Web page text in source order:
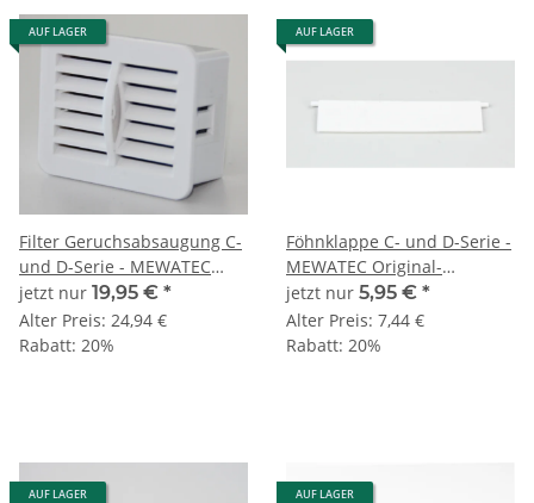
AUF LAGER
Filter Geruchsabsaugung C-
und D-Serie - MEWATEC
Original-Ersatzteil
jetzt nur 19,95 € *
Alter Preis: 24,94 €
Rabatt: 20%
AUF LAGER
Föhnklappe C- und D-Serie -
MEWATEC Original-
Ersatzteil
jetzt nur 5,95 € *
Alter Preis: 7,44 €
Rabatt: 20%
AUF LAGER AUF LAGER